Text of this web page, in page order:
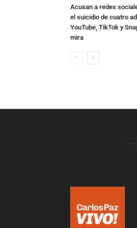
Acusan a redes
el suicidio de cuatro
YouTube, TikTok y
mira